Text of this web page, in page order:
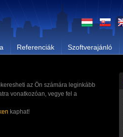
Referenciák Szoftverajánló
az Ön számára leginkább
vonatkozóan, vegye fel a
kaphat!